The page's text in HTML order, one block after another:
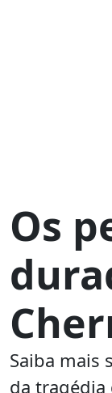
Os
Saiba mais
da tragédia